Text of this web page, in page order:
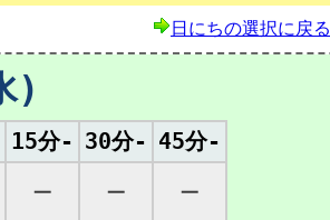
日にちの選択に戻る
)
15分- 30分- 45分-
─ ─
─